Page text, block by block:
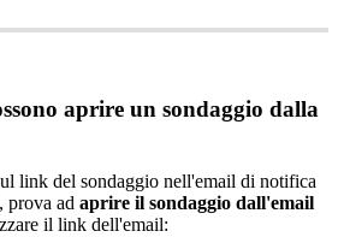
aprire un sondaggio dalla
link del sondaggio nell'email di notifica
, prova ad aprire il sondaggio dall'email
il link dell'email: